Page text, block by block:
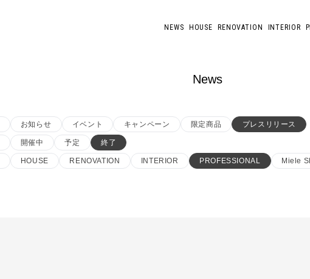
NEWS HOUSE RENOVATION INTERIOR
News
お知らせ イベント キャンペーン 限定商品 プレスリリース
開催中 予定 終了
HOUSE RENOVATION INTERIOR PROFESSIONAL Miele